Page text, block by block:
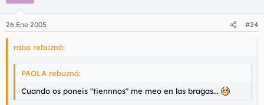
26 Ene 2005 #24
rabo rebuznó:
PAOLA rebuznó:
Cuando os poneis "tiennnos" me meo en las bragas...